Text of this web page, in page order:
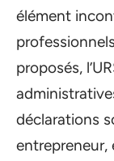
élément
proposés,
déclarations
entrepreneur,